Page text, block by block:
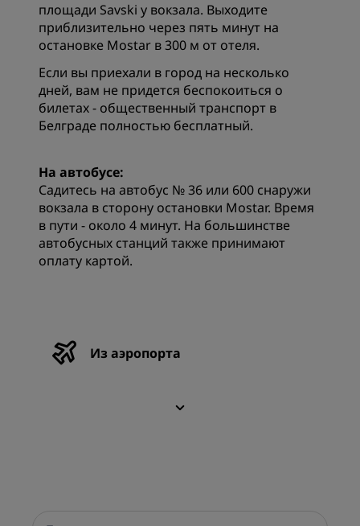
площади Savski у вокзала. Выходите
приблизительно через пять минут на
остановке Mostar в 300 м от отеля.
Если вы приехали в город на несколько
дней, вам не придется беспокоиться о
билетах - общественный транспорт в
Белграде полностью бесплатный.
На автобусе:
Садитесь на автобус № 36 или 600 снаружи
вокзала в сторону остановки Mostar. Время
в пути - около 4 минут. На большинстве
автобусных станций также принимают
оплату картой.
Из аэропорта